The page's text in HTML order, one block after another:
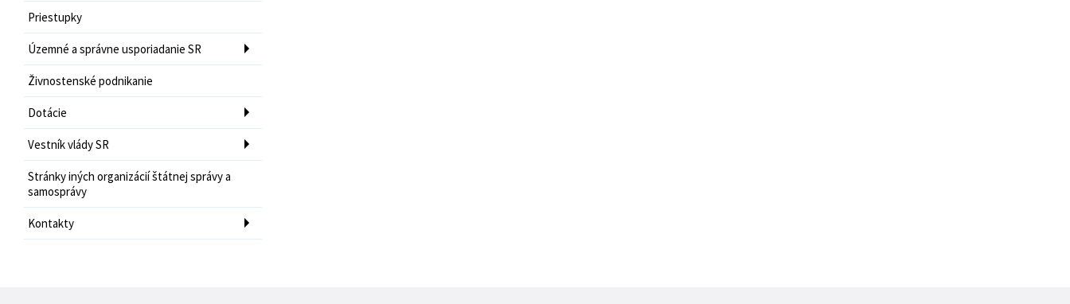
Priestupky
Územné a správne usporiadanie SR
Živnostenské podnikanie
Dotácie
Vestník vlády SR
Stránky iných organizácií štátnej správy a
samosprávy
Kontakty